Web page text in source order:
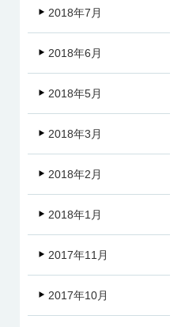
2018年7月
2018年6月
2018年5月
2018年3月
2018年2月
2018年1月
2017年11月
2017年10月